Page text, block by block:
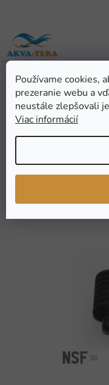
Používame cookies,
prezeranie webu a
neustále zlepšovali
Viac informácií
obsah
Domov / AKVARISTIKA /
Vnútorné filtre / AQUA
AQUA
Priemerné
Neohodnotené